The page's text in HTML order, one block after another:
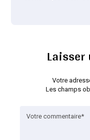
Votre
Les champs